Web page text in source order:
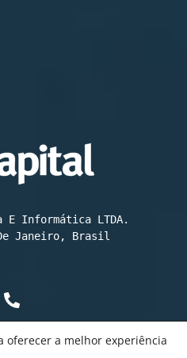
Informática LTDA.
Janeiro, Brasil
oferecer a melhor experiência